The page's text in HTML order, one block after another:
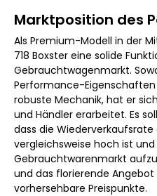
Marktposition des
Als Premium-Modell in der
718 Boxster eine solide
Gebrauchtwagenmarkt.
Performance-
robuste Mechanik, hat er
und Händler erarbeitet. Es
dass die Wiederverkaufsrate
vergleichsweise hoch ist
Gebrauchtwarenmarkt
und das florierende
vorhersehbare Preispunkte.